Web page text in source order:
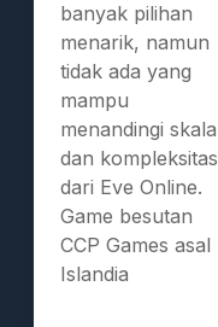
banyak pilihan
menarik, namun
tidak ada yang
mampu
menandingi skala
dan kompleksitas
dari Eve Online.
Game besutan
CCP Games asal
Islandia